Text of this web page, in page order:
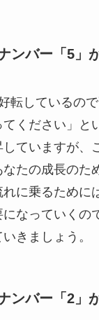
ンバー「5」
転しているの
ください」と
していますが、
たの成長のた
に乗るために
なっていくの
きましょう。
ンバー「2」